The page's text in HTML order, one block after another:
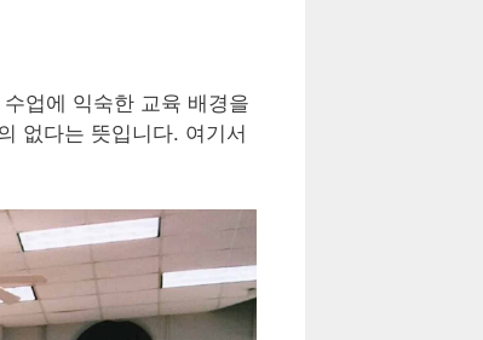
업에 익숙한 교육 배경을
없다는 뜻입니다. 여기서